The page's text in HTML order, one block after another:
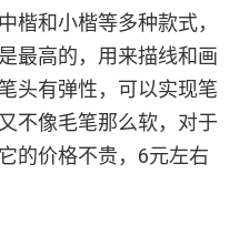
楷和小楷等多种款式，
最高的，用来描线和画
头有弹性，可以实现笔
不像毛笔那么软，对于
的价格不贵，6元左右